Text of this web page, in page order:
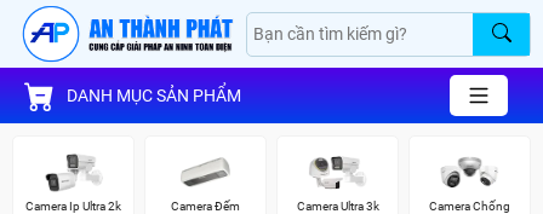
DANH MỤC SẢN PHẨM
Camera Ip Ultra 2k
Camera Đếm
Camera Ultra 3k
Camera Chống